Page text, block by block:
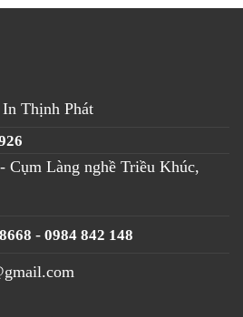
In Thịnh Phát
Làng nghề Triều Khúc,
- 0984 842 148